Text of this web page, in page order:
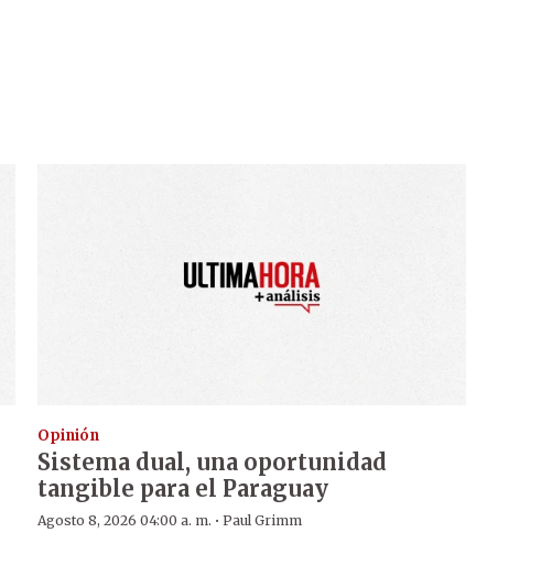
Opinión
Sistema dual, una oportunidad
tangible para el Paraguay
Agosto 8, 2026 04:00 a. m. · Paul Grimm